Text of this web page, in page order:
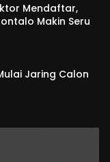
Mendaftar,
Makin Seru
Jaring Calon